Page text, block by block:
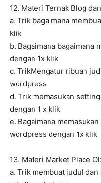
12. Materi Ternak Blog
a. Trik bagaimana
klik
b. Bagaimana bagaimana
dengan 1x klik
c. TrikMengatur ribuan
wordpress
d. Trik memasukan
dengan 1 x klik
e. Bagaimana
wordpress dengan 1x klik
13. Materi Market Place
a. Trik membuat judul